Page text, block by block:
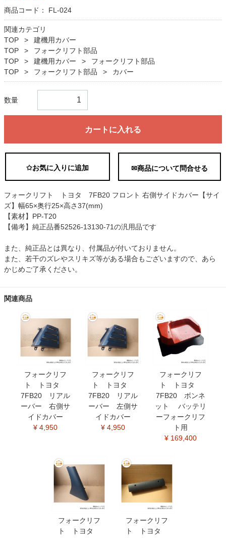
商品コード： FL-024
関連カテゴリ
TOP
建機用カバー
TOP
フォークリフト部品
TOP
建機用カバー
フォークリフト部品
TOP
フォークリフト部品 カバー
数量
カートに入れる
✩お気に入りに追加 ✉商品について問合せる
フォークリフト トヨタ 7FB20 フロント 右側サイドカバー【サイ
ズ】幅65×奥行25×高さ37(mm)
【素材】PP-T20
【備考】純正品番52526-13130-71の汎用品です
また、純正品とは異なり、付属品が付いておりません。
また、若干のズレやスリキズ等がある場合もございますので、あら
かじめご了承ください。
関連商品
フォークリフ
ト トヨタ
7FB20 リアル
ーバー 右側サ
イドカバー
¥ 4,950
フォークリフ
ト トヨタ
7FB20 リアル
ーバー 左側サ
イドカバー
¥ 4,950
フォークリフ
ト トヨタ
7FB20 ボンネ
ット バッテリ
ーフォークリフ
ト用
¥ 169,400
フォークリフ
ト トヨタ
フォークリフ
ト トヨタ